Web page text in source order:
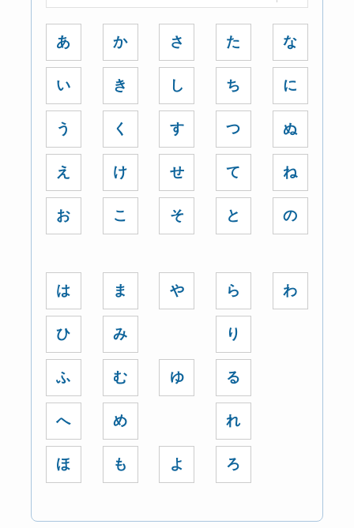
あ
い
う
え
お
か
き
く
け
こ
さ
し
す
せ
そ
た
ち
つ
て
と
な
に
ぬ
ね
の
は
ひ
ふ
へ
ほ
ま
み
む
め
も
や
ゆ
よ
ら
り
る
れ
ろ
わ